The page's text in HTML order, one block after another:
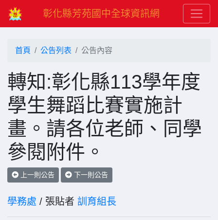
彰化縣芳苑國中全球資訊網
首頁 公告列表 公告內容
轉知:彰化縣113學年度
學生舞蹈比賽實施計
畫。請各位老師、同學
參閱附件。
上一則公告 下一則公告
學務處 / 張貼者 訓育組長